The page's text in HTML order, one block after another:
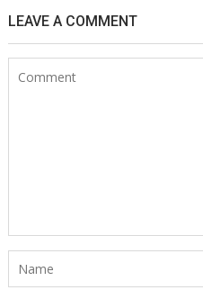
LEAVE A COMMENT